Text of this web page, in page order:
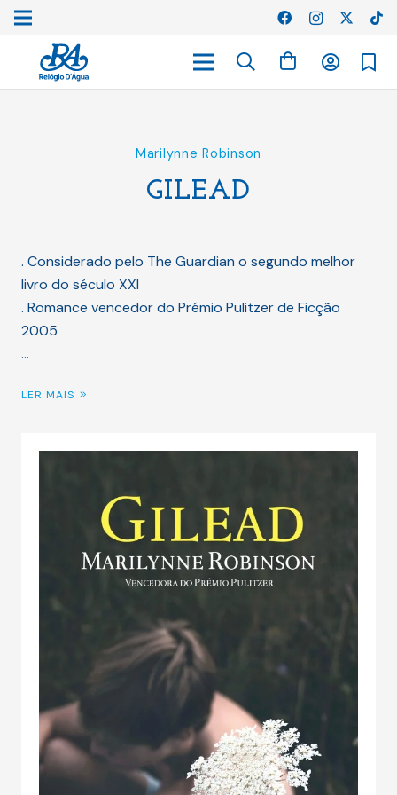
Marilynne Robinson
GILEAD
. Considerado pelo The Guardian o segundo melhor
livro do século XXI
. Romance vencedor do Prémio Pulitzer de Ficção
2005
…
LER MAIS